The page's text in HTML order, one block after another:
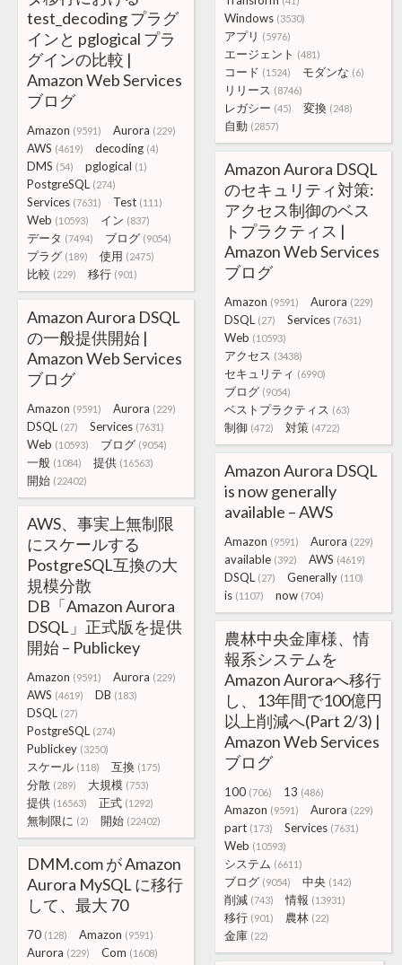
Windows (3530)
アプリ (5976)
エージェント (481)
コード (1524) モダンな (6)
リリース (8746)
レガシー (45) 変換 (248)
自動 (2857)
test_decoding プラグ
インと pglogical プラ
グインの比較 |
Amazon Web Services
ブログ
Amazon (9591) Aurora (229)
AWS (4619) decoding (4)
DMS (54) pglogical (1)
PostgreSQL (274)
Services (7631) Test (111)
Web (10593) イン (837)
データ (7494) ブログ (9054)
プラグ (189) 使用 (2475)
比較 (229) 移行 (901)
Amazon Aurora DSQL
のセキュリティ対策:
アクセス制御のベス
トプラクティス |
Amazon Web Services
ブログ
Amazon (9591) Aurora (229)
DSQL (27) Services (7631)
Web (10593)
アクセス (3438)
セキュリティ (6990)
ブログ (9054)
ベストプラクティス (63)
制御 (472) 対策 (4722)
Amazon Aurora DSQL
の一般提供開始 |
Amazon Web Services
ブログ
Amazon (9591) Aurora (229)
DSQL (27) Services (7631)
Web (10593) ブログ (9054)
一般 (1084) 提供 (16563)
開始 (22402)
Amazon Aurora DSQL
is now generally
available – AWS
Amazon (9591) Aurora (229)
available (392) AWS (4619)
DSQL (27) Generally (110)
is (1107) now (704)
AWS、事実上無制限
にスケールする
PostgreSQL互換の大
規模分散
DB「Amazon Aurora
DSQL」正式版を提供
開始 – Publickey
Amazon (9591) Aurora (229)
AWS (4619) DB (183)
DSQL (27)
PostgreSQL (274)
Publickey (3250)
スケール (118) 互換 (175)
分散 (289) 大規模 (753)
提供 (16563) 正式 (1292)
無制限に (2) 開始 (22402)
農林中央金庫様、情
報系システムを
Amazon Auroraへ移行
し、13年間で100億円
以上削減へ(Part 2/3) |
Amazon Web Services
ブログ
100 (706) 13 (486)
Amazon (9591) Aurora (229)
part (173) Services (7631)
Web (10593)
システム (6611)
ブログ (9054) 中央 (142)
削減 (743) 情報 (13931)
移行 (901) 農林 (22)
金庫 (22)
DMM.com が Amazon
Aurora MySQL に移行
して、最大 70
70 (128) Amazon (9591)
Aurora (229) Com (1608)